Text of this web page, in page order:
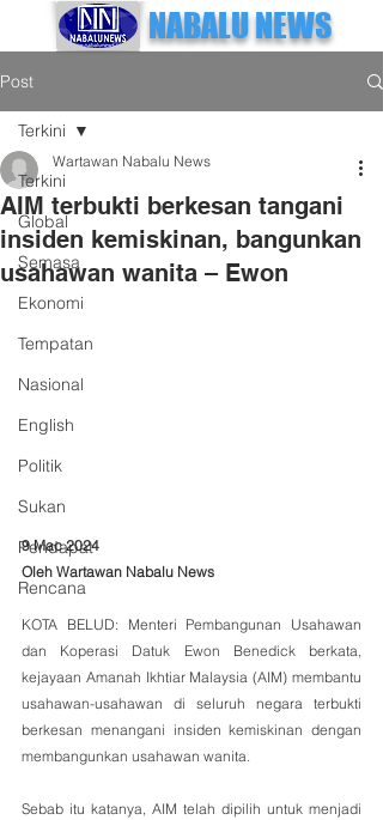
NABALU NEWS
Post
Terkini
Global
Semasa
Ekonomi
Tempatan
Nasional
English
Politik
Sukan
Pendapat
Rencana
Terkini
AIM terbukti berkesan tangani
insiden kemiskinan, bangunkan
usahawan wanita – Ewon
Wartawan Nabalu News
9 Mac 2024
Oleh Wartawan Nabalu News
KOTA BELUD: Menteri Pembangunan Usahawan
dan Koperasi Datuk Ewon Benedick berkata,
kejayaan Amanah Ikhtiar Malaysia (AIM) membantu
usahawan-usahawan di seluruh negara terbukti
berkesan menangani insiden kemiskinan dengan
membangunkan usahawan wanita.
Sebab itu katanya, AIM telah dipilih untuk menjadi